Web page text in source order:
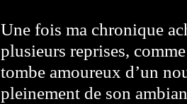
Une fois ma chronique
plusieurs reprises,
tombe amoureux d’un
pleinement de son